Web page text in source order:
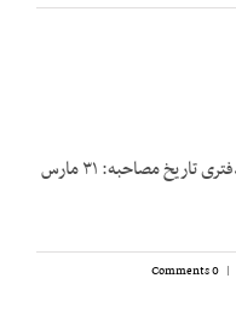
روایت‌کننده: آقای دکتر هدایت‌الله متین‌دفتری تاریخ مصاحبه: ۳۱ مارس
|
0 Comments